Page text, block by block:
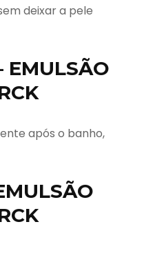
deixar a pele
EMULSÃO
após o banho,